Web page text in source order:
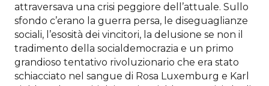
attraversava una crisi peggiore dell’attuale. Sullo
sfondo c’erano la guerra persa, le diseguaglianze
sociali, l’esosità dei vincitori, la delusione se non il
tradimento della socialdemocrazia e un primo
grandioso tentativo rivoluzionario che era stato
schiacciato nel sangue di Rosa Luxemburg e Karl